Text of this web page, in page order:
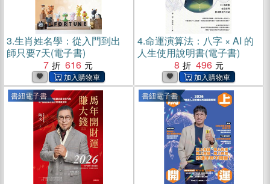
3.生肖姓名學：從入門到出
師只要7天(電子書)
7
616
4.命運演算法：八字 × AI 的
人生使用說明書(電子書)
8
496
書紐電子書 書紐電子書